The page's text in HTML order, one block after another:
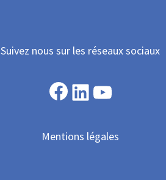
Suivez nous sur les réseaux sociaux
Facebook
LinkedIn
Mentions légales